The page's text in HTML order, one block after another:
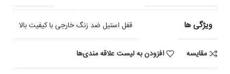
ویژگی ها قفل استیل ضد زنگ خارجی با کیفیت بالا
مقایسه افزودن به لیست علاقه مندی‌ها